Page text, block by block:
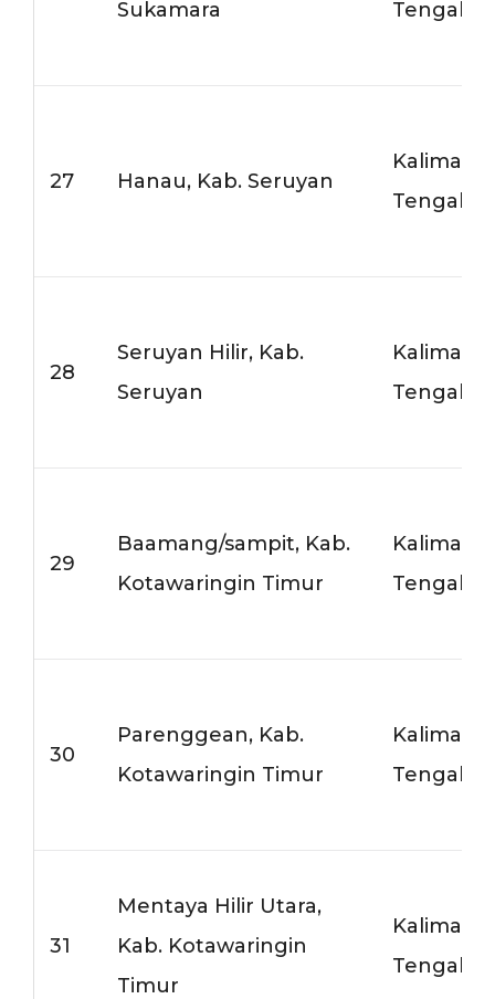
Sukamara
Tengah
27 Hanau, Kab. Seruyan
Tengah
28
Seruyan Hilir, Kab.
Seruyan
Tengah
29
Baamang/sampit, Kab.
Kotawaringin Timur
Tengah
30
Parenggean, Kab.
Kotawaringin Timur
Tengah
31
Mentaya Hilir Utara,
Kab. Kotawaringin
Timur
Tengah